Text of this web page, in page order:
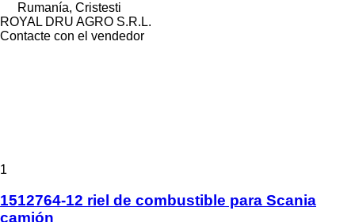
Rumanía, Cristesti
ROYAL DRU AGRO S.R.L.
Contacte con el vendedor
1
1512764-12 riel de combustible para Scania
camión